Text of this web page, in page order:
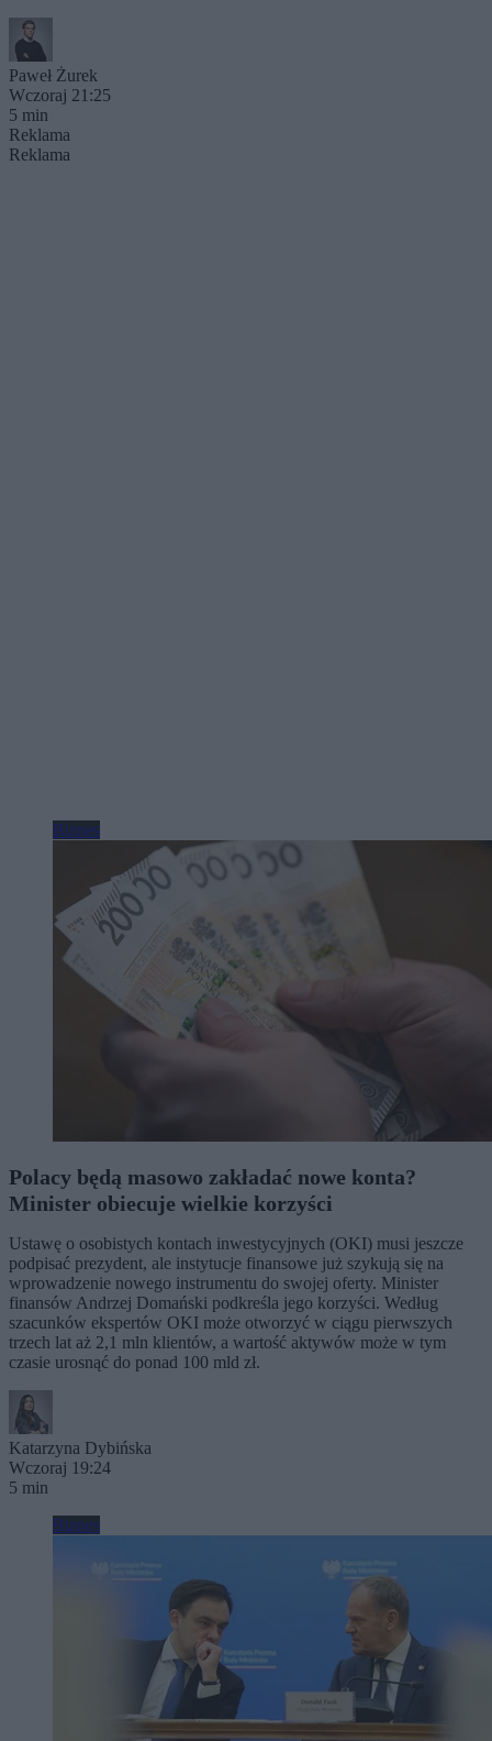
Paweł Żurek
Wczoraj 21:25
5 min
Reklama
Reklama
Biznes
Polacy będą masowo zakładać nowe konta?
Minister obiecuje wielkie korzyści
Ustawę o osobistych kontach inwestycyjnych (OKI) musi jeszcze
podpisać prezydent, ale instytucje finansowe już szykują się na
wprowadzenie nowego instrumentu do swojej oferty. Minister
finansów Andrzej Domański podkreśla jego korzyści. Według
szacunków ekspertów OKI może otworzyć w ciągu pierwszych
trzech lat aż 2,1 mln klientów, a wartość aktywów może w tym
czasie urosnąć do ponad 100 mld zł.
Katarzyna Dybińska
Wczoraj 19:24
5 min
Biznes